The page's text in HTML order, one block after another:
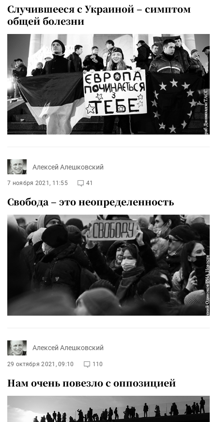
Случившееся с Украиной – симптом
общей болезни
Алексей Алешковский
7 ноября 2021, 11:55 41
Cвобода – это неопределенность
Алексей Алешковский
29 октября 2021, 09:10 110
Нам очень повезло с оппозицией